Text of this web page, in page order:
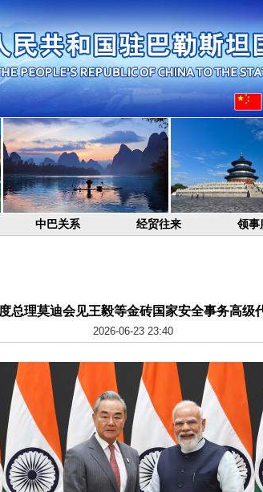
中巴关系 经贸往来 领事
总理莫迪会见王毅等金砖国家安全事务高级
2026-06-23 23:40